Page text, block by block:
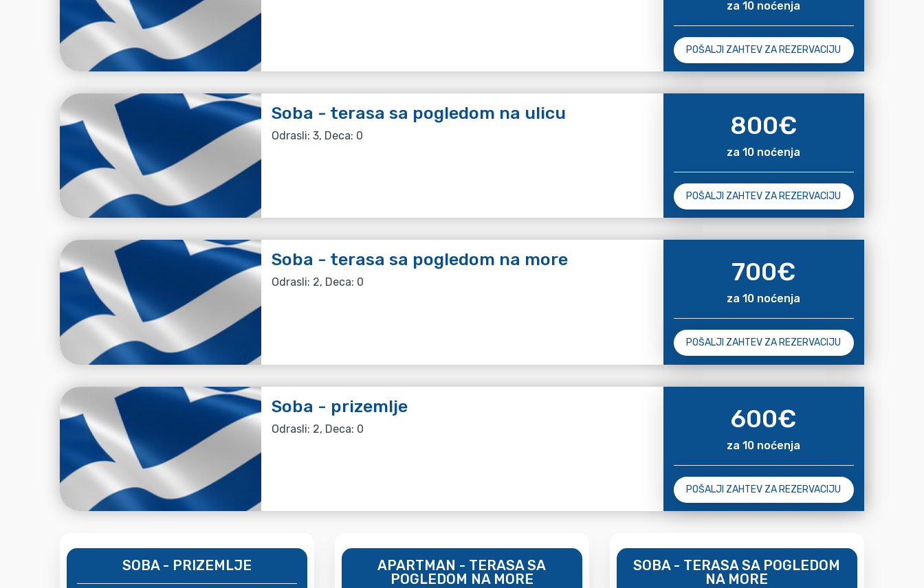
za 10 noćenja
POŠALJI ZAHTEV ZA REZERVACIJU
Soba - terasa sa pogledom na ulicu
Odrasli: 3, Deca: 0 800€
za 10 noćenja
POŠALJI ZAHTEV ZA REZERVACIJU
Soba - terasa sa pogledom na more
Odrasli: 2, Deca: 0 700€
za 10 noćenja
POŠALJI ZAHTEV ZA REZERVACIJU
Soba - prizemlje
Odrasli: 2, Deca: 0 600€
za 10 noćenja
POŠALJI ZAHTEV ZA REZERVACIJU
SOBA - PRIZEMLJE
APARTMAN - TERASA SA
POGLEDOM NA MORE
SOBA - TERASA SA POGLEDOM
NA MORE